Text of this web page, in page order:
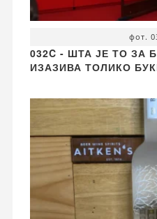
фот.
032C - ШТА ЈЕ ТО ЗА
ИЗАЗИВА ТОЛИКО